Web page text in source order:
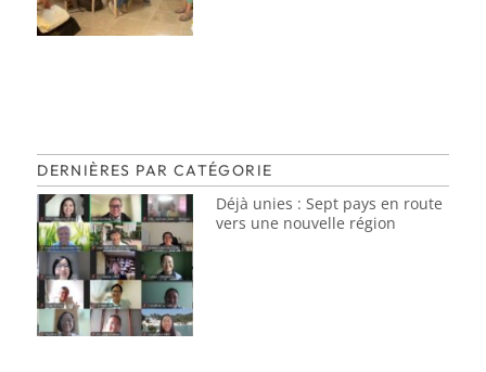
DERNIÈRES PAR CATÉGORIE
Déjà unies : Sept pays en route
vers une nouvelle région